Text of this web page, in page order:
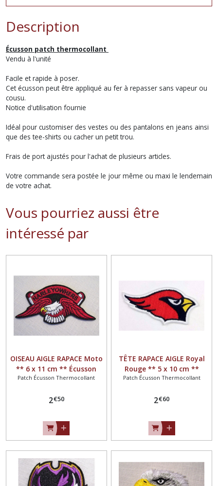
Description
Écusson patch thermocollant
Vendu à l'unité
Facile et rapide à poser.
Cet écusson peut être appliqué au fer à repasser sans vapeur ou
cousu.
Notice d'utilisation fournie
Idéal pour customiser des vestes ou des pantalons en jeans ainsi
que des tee-shirts ou cacher un petit trou.
Frais de port ajustés pour l'achat de plusieurs articles.
Votre commande sera postée le jour même ou maxi le lendemain
de votre achat.
Vous pourriez aussi être
intéressé par
OISEAU AIGLE RAPACE Moto
** 6 x 11 cm ** Écusson
patch brodé thermocollant
Patch Écusson Thermocollant
2€50
TÊTE RAPACE AIGLE Royal
Rouge ** 5 x 10 cm **
Écusson patch brodé
repasser
Patch Écusson Thermocollant
2€60